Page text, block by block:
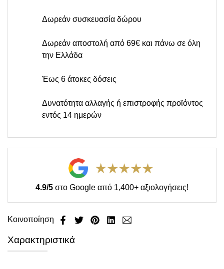
Δωρεάν συσκευασία δώρου
Δωρεάν αποστολή από 69€ και πάνω σε όλη
την Ελλάδα
Έως 6 άτοκες δόσεις
Δυνατότητα αλλαγής ή επιστροφής προϊόντος
εντός 14 ημερών
4.9/5 στο Google από 1,400+ αξιολογήσεις!
Κοινοποίηση
Χαρακτηριστικά